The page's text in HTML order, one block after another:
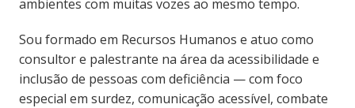
ambientes com muitas vozes ao mesmo tempo.
Sou formado em Recursos Humanos e atuo como
consultor e palestrante na área da acessibilidade e
inclusão de pessoas com deficiência — com foco
especial em surdez, comunicação acessível, combate